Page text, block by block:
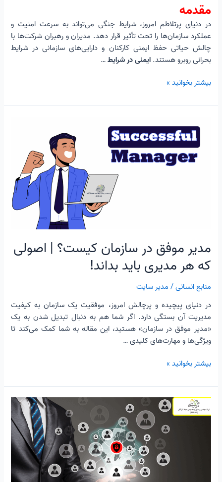
مقدمه
در دنیای پرتلاطم امروز، شرایط جنگی می‌تواند به سرعت امنیت و
عملکرد سازمان‌ها را تحت تأثیر قرار دهد. مدیران و رهبران شرکت‌ها با
چالش حیاتی حفظ ایمنی کارکنان و دارایی‌های سازمانی در شرایط
بحرانی روبرو هستند.ایمنی در شرایط…
بیشتر بخوانید »
مدیر موفق در سازمان کیست؟ | اصولی
که هر مدیری باید بداند!
منابع انسانی/ مدیر سایت
در دنیای پیچیده و پرچالش امروز، موفقیت یک سازمان به کیفیت
مدیریت آن بستگی دارد. اگر شما هم به دنبال تبدیل شدن به یک
«مدیر موفق در سازمان» هستید، این مقاله به شما کمک می‌کند تا
ویژگی‌ها و مهارت‌های کلیدی …
موفق
سازمان
بداند!
بیشتر بخوانید »
مدیریت
استراتژیک